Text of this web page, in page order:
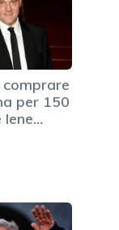
per 150
Iene…